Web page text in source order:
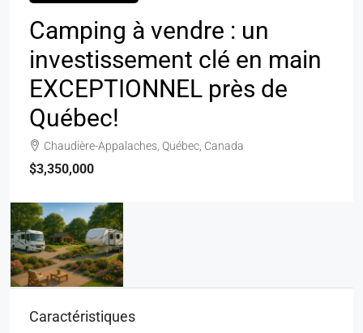
Camping à vendre : un
investissement clé en main
EXCEPTIONNEL près de
Québec!
Chaudière-Appalaches, Québec, Canada
$3,350,000
Caractéristiques